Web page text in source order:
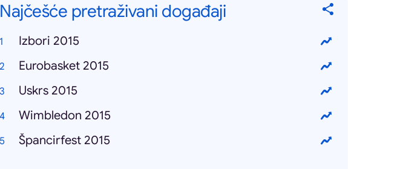
Najčešće pretraživani događaji
Izbori 2015
Eurobasket 2015
Uskrs 2015
Wimbledon 2015
Špancirfest 2015